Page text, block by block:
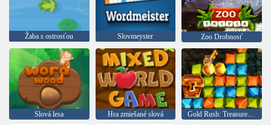
Žaba s ostrosťou Slovmeyster Zoo Drobnosť
Slová lesa Hra zmiešané slová Gold Rush: Treasure Hunter